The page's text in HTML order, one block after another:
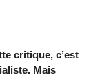
critique, c’est
Mais